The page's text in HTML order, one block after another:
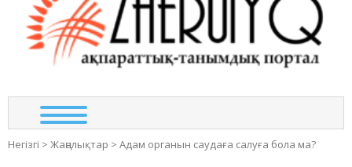
Негізгі > Жаңалықтар > Адам органын саудаға салуға бола ма?